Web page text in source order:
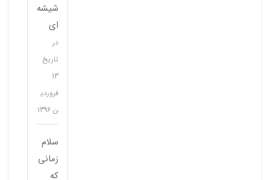
شیشه‌
ای
در
تاریخ
13
فروردی
ن 1396
سلام
زمانی
که